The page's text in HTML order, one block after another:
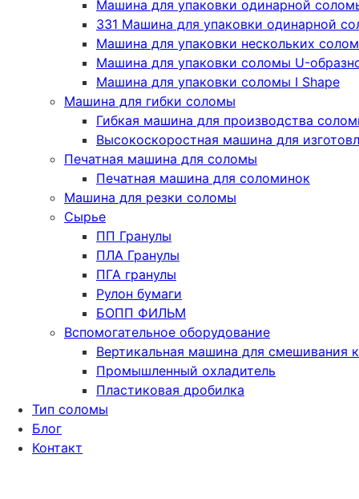
Машина для упаковки одинарной
331 Машина для упаковки одинарной
Машина для упаковки нескольких
Машина для упаковки соломы U-
Машина для упаковки соломы I Shape
Машина для гибки соломы
Гибкая машина для производства
Высокоскоростная машина для
Печатная машина для соломы
Печатная машина для соломинок
Машина для резки соломы
Сырье
ПП Гранулы
ПЛА Гранулы
ПГА гранулы
Рулон бумаги
БОПП ФИЛЬМ
Вспомогательное оборудование
Вертикальная машина для смешивания
Промышленный охладитель
Пластиковая дробилка
Тип соломы
Блог
Контакт